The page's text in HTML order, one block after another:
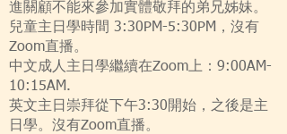
進關顧不能來參加實體敬拜的弟兄姊妹。
兒童主日學時間 3:30PM-5:30PM，沒有
Zoom直播。
中文成人主日學繼續在Zoom上：9:00AM-
10:15AM.
英文主日崇拜從下午3:30開始，之後是主
日學。沒有Zoom直播。